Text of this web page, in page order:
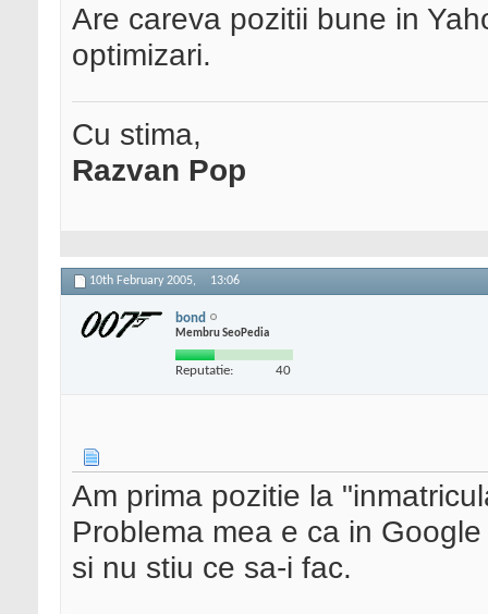
Are careva pozitii bune in
optimizari.
Cu stima,
Razvan Pop
10th February 2005, 13:06
bond
Membru SeoPedia
Reputatie: 40
Am prima pozitie la
Problema mea e ca in
si nu stiu ce sa-i fac.